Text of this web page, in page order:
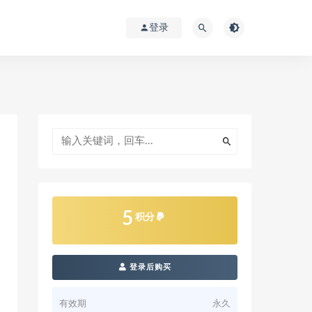
登录
5 积分
登录后购买
有效期 永久